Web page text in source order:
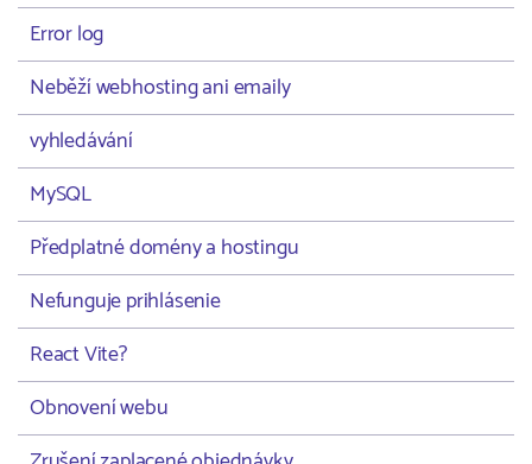
Error log
Neběží webhosting ani emaily
vyhledávání
MySQL
Předplatné domény a hostingu
Nefunguje prihlásenie
React Vite?
Obnovení webu